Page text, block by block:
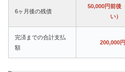
6ヶ月後の残債
50,000円前後
い）
完済までの合計支払
額
200,000